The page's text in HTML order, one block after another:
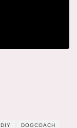
DIY DOGCOACH